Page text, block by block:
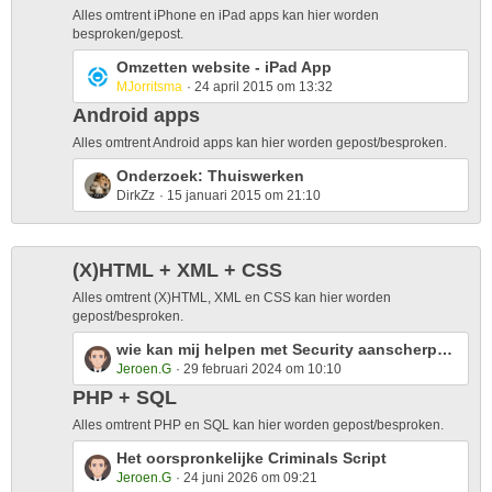
P
o
s
s
Alles omtrent iPhone en iPad apps kan hier worden
besproken/gepost.
L
a
s
P
o
s
t
s
Omzetten website - iPad App
MJorritsma 24 april 2015 om 13:32
Android apps
Alles omtrent Android apps kan hier worden gepost/besproken.
L
a
s
P
o
s
t
s
Onderzoek: Thuiswerken
DirkZz 15 januari 2015 om 21:10
(X)HTML + XML + CSS
Alles omtrent (X)HTML, XML en CSS kan hier worden
gepost/besproken.
L
a
s
P
o
s
wie kan mij helpen met Security aanscherpen voor nmijn website
Jeroen.G 29 februari 2024 om 10:10
PHP + SQL
Alles omtrent PHP en SQL kan hier worden gepost/besproken.
L
a
Het oorspronkelijke Criminals Script
Jeroen.G 24 juni 2026 om 09:21